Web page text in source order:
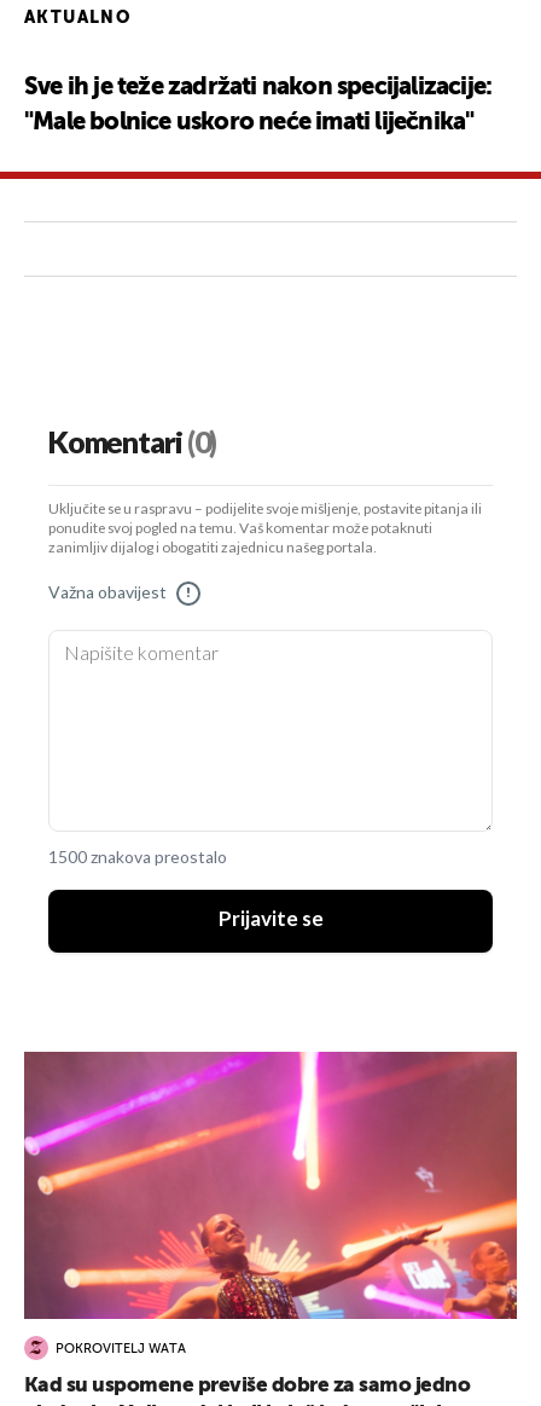
AKTUALNO
Sve ih je teže zadržati nakon specijalizacije:
"Male bolnice uskoro neće imati liječnika"
Komentari(0)
Uključite se u raspravu – podijelite svoje mišljenje, postavite pitanja ili
ponudite svoj pogled na temu. Vaš komentar može potaknuti
zanimljiv dijalog i obogatiti zajednicu našeg portala.
Važna obavijest !
1500 znakova preostalo
Prijavite se
POKROVITELJ WATA
Kad su uspomene previše dobre za samo jedno